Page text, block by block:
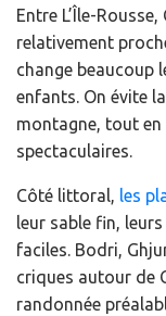
Entre L’Île-
relativement
change beaucoup
enfants. On évite
montagne, tout
spectaculaires.
Côté littoral, les
leur sable fin,
faciles. Bodri,
criques autour de
randonnée